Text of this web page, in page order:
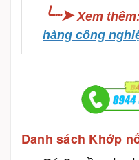
╰┈➤Xem thêm:
hàng công
Danh sách Khớp